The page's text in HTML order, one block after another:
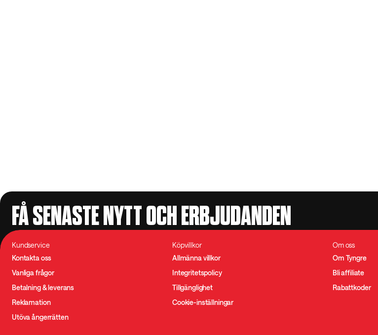
FÅ SENASTE NYTT OCH ERBJUDANDEN
Kundservice
Kontakta oss
Vanliga frågor
Betalning & leverans
Reklamation
Utöva ångerrätten
Köpvillkor
Allmänna villkor
Integritetspolicy
Tillgänglighet
Cookie-inställningar
Om oss
Om Tyngre
Bli affiliate
Rabattkoder